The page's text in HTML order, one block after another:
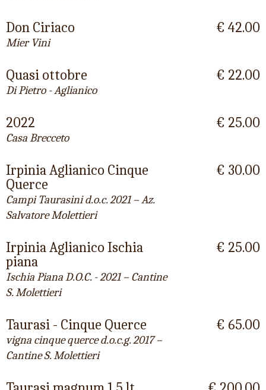
Don Ciriaco
Mier Vini
€ 42.00
Quasi ottobre
Di Pietro - Aglianico
€ 22.00
2022
Casa Brecceto
€ 25.00
Irpinia Aglianico Cinque
Querce
Campi Taurasini d.o.c. 2021 – Az.
Salvatore Molettieri
€ 30.00
Irpinia Aglianico Ischia
piana
Ischia Piana D.O.C. - 2021 – Cantine
S. Molettieri
€ 25.00
Taurasi - Cinque Querce
vigna cinque querce d.o.c.g. 2017 –
Cantine S. Molettieri
€ 65.00